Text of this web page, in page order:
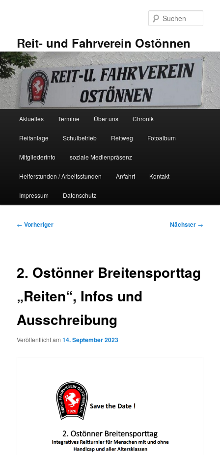
Reit- und Fahrverein Ostönnen
Aktuelles Termine Über uns Chronik
Reitanlage Schulbetrieb Reitweg Fotoalbum
Mitgliederinfo soziale Medienpräsenz
Helferstunden / Arbeitsstunden Anfahrt Kontakt
Impressum Datenschutz
Beitragsnavigation
← Vorheriger Nächster →
2. Ostönner Breitensporttag
„Reiten“, Infos und
Ausschreibung
Veröffentlicht am14. September 2023